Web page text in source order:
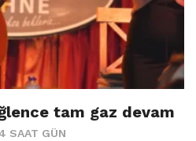
tam gaz devam
SAAT GÜN